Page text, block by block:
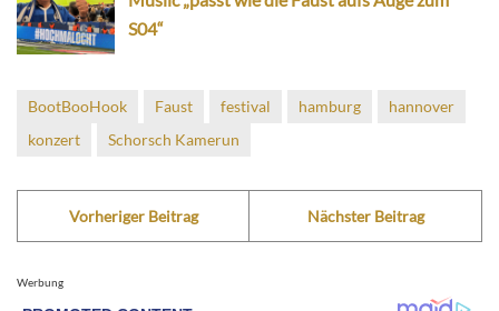
S04“
BootBooHook Faust festival hamburg
hannover
konzert
Schorsch Kamerun
Vorheriger Beitrag Nächster Beitrag
Werbung